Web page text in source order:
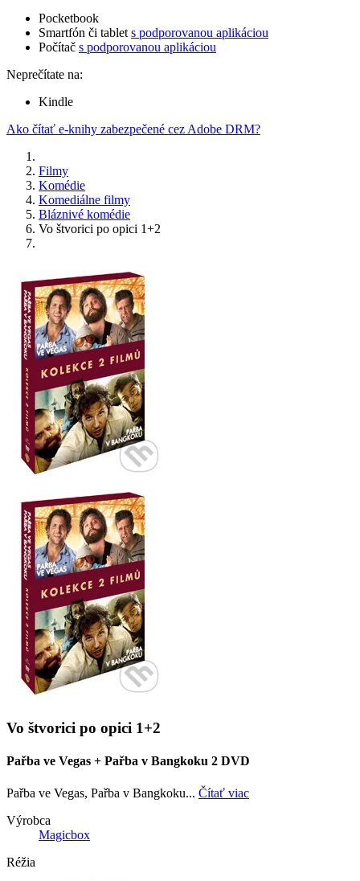
Pocketbook
Smartfón či tablet s podporovanou aplikáciou
Počítač s podporovanou aplikáciou
Neprečítate na:
Kindle
Ako čítať e-knihy zabezpečené cez Adobe DRM?
Filmy
Komédie
Komediálne filmy
Bláznivé komédie
Vo štvorici po opici 1+2
Vo štvorici po opici 1+2
Pařba ve Vegas + Pařba v Bangkoku 2 DVD
Pařba ve Vegas, Pařba v Bangkoku... Čítať viac
Výrobca
Magicbox
Réžia